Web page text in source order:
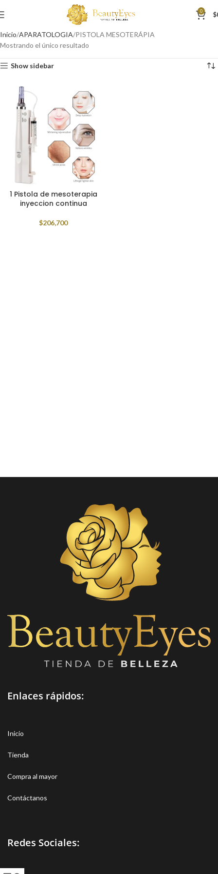
0 $
Inicio APARATOLOGIA PISTOLA MESOTERÁPIA
Mostrando el único resultado
Show sidebar
1 Pistola de mesoterapia
inyeccion continua
$206,700
Enlaces rápidos:
Inicio
Tienda
Compra al mayor
Contáctanos
Redes Sociales: